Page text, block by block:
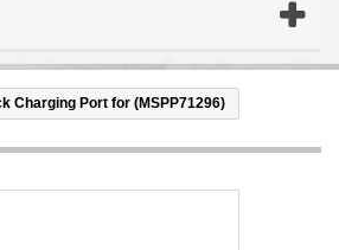
Charging Port for (MSPP71296)